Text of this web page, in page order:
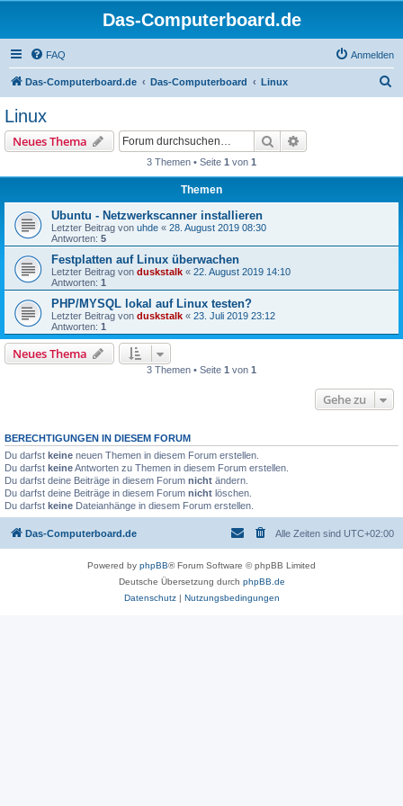
Das-Computerboard.de
FAQ Anmelden
Das-Computerboard.de Das-Computerboard Linux
Linux
Neues Thema Suche
3 Themen • Seite 1 von 1
Themen
Ubuntu - Netzwerkscanner installieren
Letzter Beitrag von uhde « 28. August 2019 08:30
Antworten: 5
Festplatten auf Linux überwachen
Letzter Beitrag von duskstalk « 22. August 2019 14:10
Antworten: 1
PHP/MYSQL lokal auf Linux testen?
Letzter Beitrag von duskstalk « 23. Juli 2019 23:12
Antworten: 1
Neues Thema
3 Themen • Seite 1 von 1
Gehe zu
BERECHTIGUNGEN IN DIESEM FORUM
Du darfst keine neuen Themen in diesem Forum erstellen.
Du darfst keineAntworten zu Themen in diesem Forum erstellen.
Du darfst deine Beiträge in diesem Forum nicht ändern.
Du darfst deine Beiträge in diesem Forum nicht löschen.
Du darfst keine Dateianhänge in diesem Forum erstellen.
Das-Computerboard.de Alle Zeiten sind UTC+02:00
Powered by phpBB® Forum Software © phpBB Limited
Deutsche Übersetzung durch phpBB.de
Datenschutz| Nutzungsbedingungen